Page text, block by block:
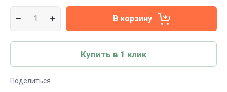
В корзину
Купить в 1 клик
Поделиться